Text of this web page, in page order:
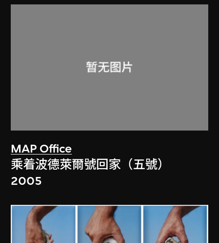
MAP Office
乘着波德萊爾號回家（五號）
2005